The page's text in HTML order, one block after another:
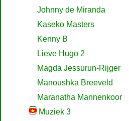
Johnny de Miranda
Kaseko Masters
Kenny B
Lieve Hugo 2
Magda Jessurun-Rijger
Manoushka Breeveld
Maranatha Mannenkoor
Muziek 3